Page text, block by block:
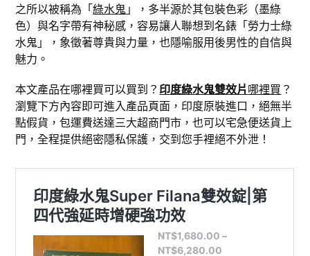
之所以被稱為「綠水鬼」，多半源於其包裝色彩（墨綠
色）與名字帶有神秘感，容易讓人聯想到名錶「勞力士綠
水鬼」，象徵著尊貴與力量，也隱喻服用後男性的自信與
魅力。
本文產品在哪裡買可以買到？ 印度綠水鬼雙效片哪裡買 ？
瀏覽下方內容即可進入產品頁面，印度原裝進口，絕無半
點假貨，包運費送達三大超商門市，也可以宅急便送貨上
門，全程提供絕密隱私保護，交到您手裡絕不外泄！